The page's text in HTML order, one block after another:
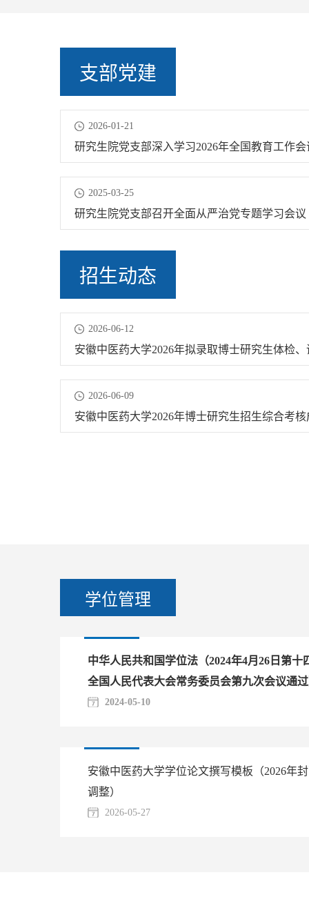
支部党建
2026-01-21
研究生院党支部深入学习2026年全国教育工作会
2025-03-25
研究生院党支部召开全面从严治党专题学习会议
招生动态
2026-06-12
安徽中医药大学2026年拟录取博士研究生体检、
定向培养等工作通知
2026-06-09
安徽中医药大学2026年博士研究生招生综合考核
拟录取名单公示
学位管理
中华人民共和国学位法（2024年4月26日第十
全国人民代表大会常务委员会第九次会议通
2024-05-10
安徽中医药大学学位论文撰写模板（2026年
调整）
2026-05-27